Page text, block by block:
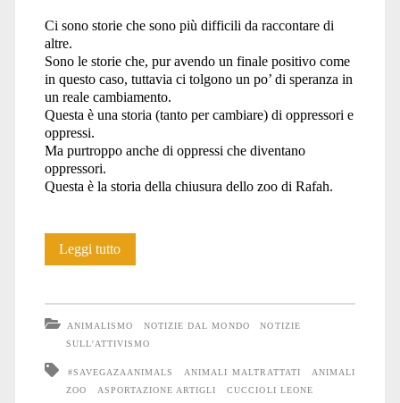
morti</span>
Ci sono storie che sono più difficili da raccontare di
altre.
Sono le storie che, pur avendo un finale positivo come
in questo caso, tuttavia ci tolgono un po’ di speranza in
un reale cambiamento.
Questa è una storia (tanto per cambiare) di oppressori e
oppressi.
Ma purtroppo anche di oppressi che diventano
oppressori.
Questa è la storia della chiusura dello zoo di Rafah.
Leggi tuttoLa
chiusura
dello
ANIMALISMO NOTIZIE DAL MONDO
NOTIZIE
SULL'ATTIVISMO
#SAVEGAZAANIMALS ANIMALI MALTRATTATI
ANIMALI
ZOO
ASPORTAZIONE ARTIGLI
CUCCIOLI LEONE